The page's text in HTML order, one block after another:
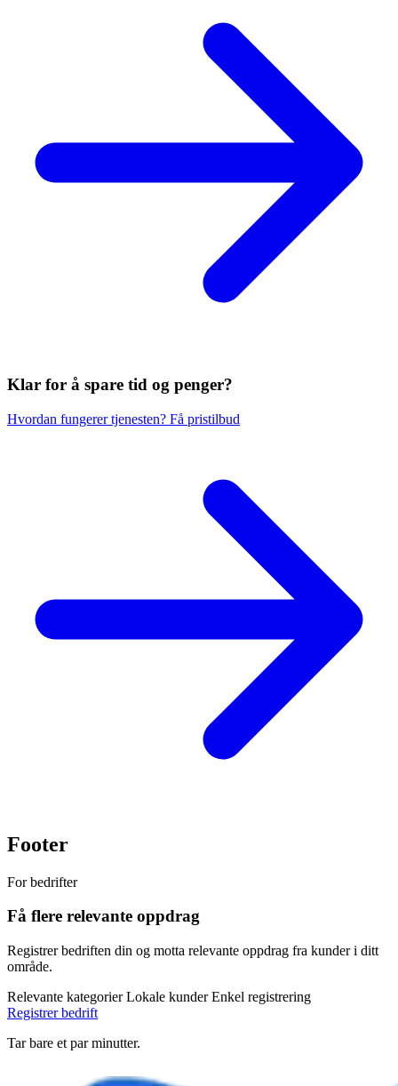
Klar for å spare tid og penger?
Hvordan fungerer tjenesten? Få pristilbud
Footer
For bedrifter
Få flere relevante oppdrag
Registrer bedriften din og motta relevante oppdrag fra kunder i ditt
område.
Relevante kategorierLokale kunderEnkel registrering
Registrer bedrift
Tar bare et par minutter.